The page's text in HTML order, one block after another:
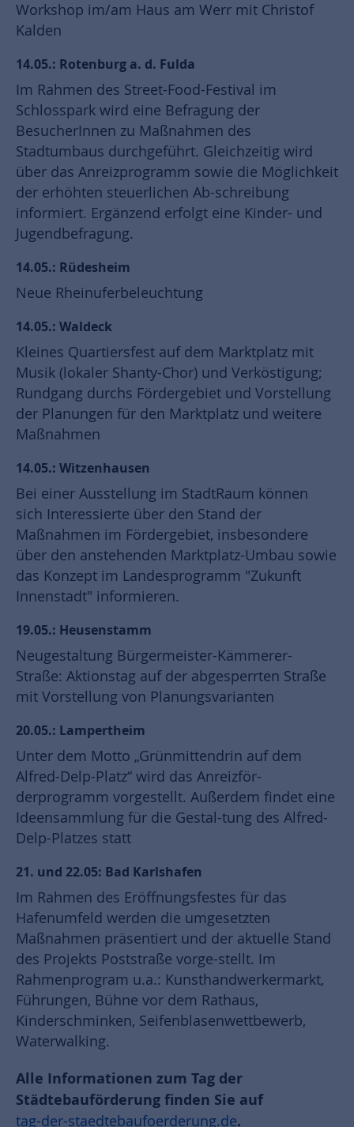
Workshop im/am Haus am Werr mit Christof
Kalden
14.05.: Rotenburg a. d. Fulda
Im Rahmen des Street-Food-Festival im
Schlosspark wird eine Befragung der
BesucherInnen zu Maßnahmen des
Stadtumbaus durchgeführt. Gleichzeitig wird
über das Anreizprogramm sowie die Möglichkeit
der erhöhten steuerlichen Ab-schreibung
informiert. Ergänzend erfolgt eine Kinder- und
Jugendbefragung.
14.05.: Rüdesheim
Neue Rheinuferbeleuchtung
14.05.: Waldeck
Kleines Quartiersfest auf dem Marktplatz mit
Musik (lokaler Shanty-Chor) und Verköstigung;
Rundgang durchs Fördergebiet und Vorstellung
der Planungen für den Marktplatz und weitere
Maßnahmen
14.05.: Witzenhausen
Bei einer Ausstellung im StadtRaum können
sich Interessierte über den Stand der
Maßnahmen im Fördergebiet, insbesondere
über den anstehenden Marktplatz-Umbau sowie
das Konzept im Landesprogramm "Zukunft
Innenstadt" informieren.
19.05.: Heusenstamm
Neugestaltung Bürgermeister-Kämmerer-
Straße: Aktionstag auf der abgesperrten Straße
mit Vorstellung von Planungsvarianten
20.05.: Lampertheim
Unter dem Motto „Grünmittendrin auf dem
Alfred-Delp-Platz“ wird das Anreizför-
derprogramm vorgestellt. Außerdem findet eine
Ideensammlung für die Gestal-tung des Alfred-
Delp-Platzes statt
21. und 22.05: Bad Karlshafen
Im Rahmen des Eröffnungsfestes für das
Hafenumfeld werden die umgesetzten
Maßnahmen präsentiert und der aktuelle Stand
des Projekts Poststraße vorge-stellt. Im
Rahmenprogram u.a.: Kunsthandwerkermarkt,
Führungen, Bühne vor dem Rathaus,
Kinderschminken, Seifenblasenwettbewerb,
Waterwalking.
Alle Informationen zum Tag der
Städtebauförderung finden Sie auf
tag-der-staedtebaufoerderung.de.